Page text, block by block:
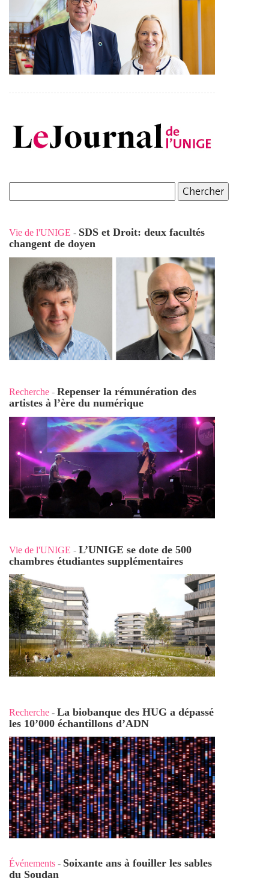
Vie de l'UNIGE - SDS et Droit: deux facultés
changent de doyen
Recherche - Repenser la rémunération des
artistes à l’ère du numérique
Vie de l'UNIGE - L’UNIGE se dote de 500
chambres étudiantes supplémentaires
Recherche - La biobanque des HUG a dépassé
les 10’000 échantillons d’ADN
Événements - Soixante ans à fouiller les sables
du Soudan